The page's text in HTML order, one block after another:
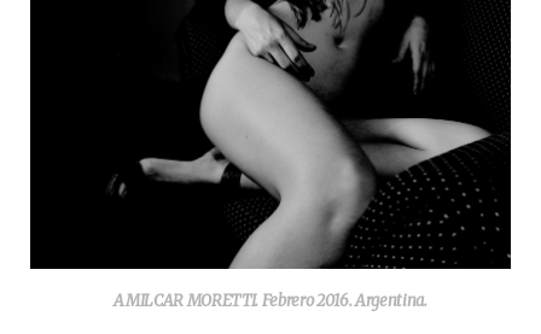
AMILCAR MORETTI. Febrero 2016. Argentina.